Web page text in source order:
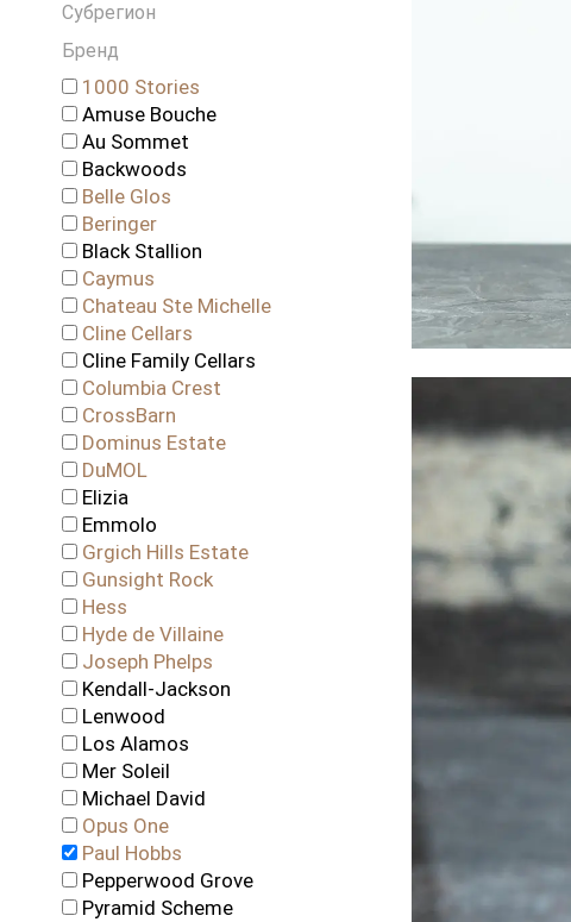
Словения
США
Франция
Чехия
Чили
ЮАР
Субрегион
Бренд
1000 Stories
Amuse Bouche
Au Sommet
Backwoods
Belle Glos
Beringer
Black Stallion
Caymus
Chateau Ste Michelle
Cline Cellars
Cline Family Cellars
Columbia Crest
CrossBarn
Dominus Estate
DuMOL
Elizia
Emmolo
Grgich Hills Estate
Gunsight Rock
Hess
Hyde de Villaine
Joseph Phelps
Kendall-Jackson
Lenwood
Los Alamos
Mer Soleil
Michael David
Opus One
Paul Hobbs
Pepperwood Grove
Pyramid Scheme